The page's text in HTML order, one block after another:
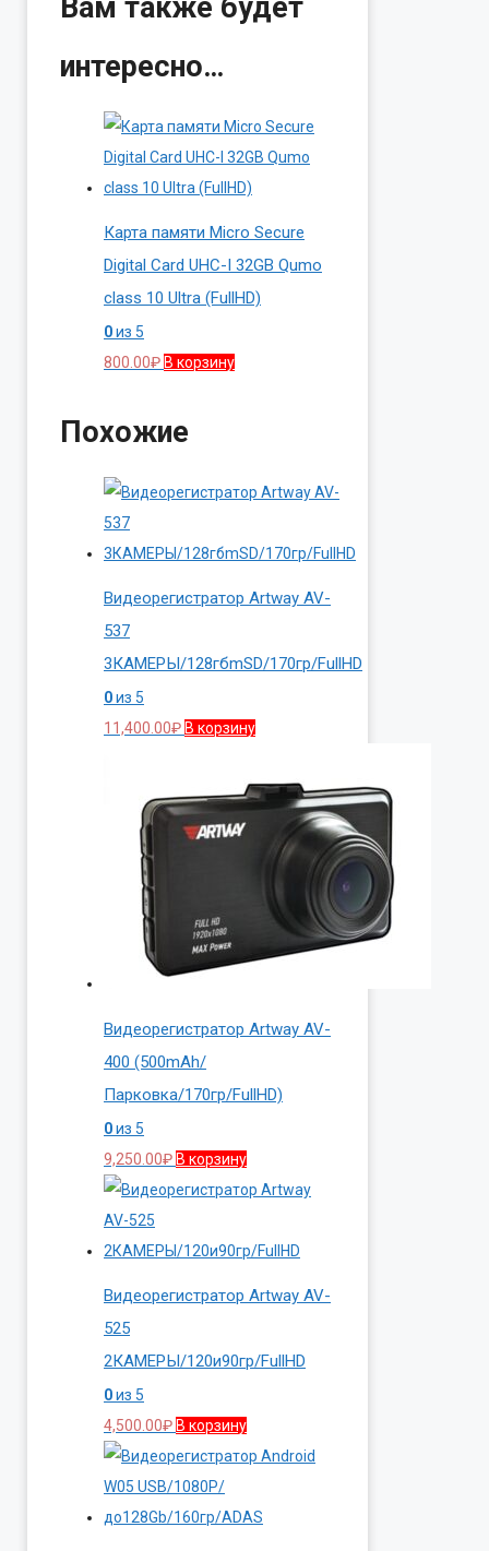
Вам также будет
интересно…
Карта памяти Micro Secure
Digital Card UHC-I 32GB Qumo
class 10 Ultra (FullHD)
0из 5
800.00₽ В корзину
Похожие
Видеорегистратор Artway AV-
537
3КАМЕРЫ/128гбmSD/170гр/FullHD
0из 5
11,400.00₽ В корзину
Видеорегистратор Artway AV-
400 (500mAh/
Парковка/170гр/FullHD)
0из 5
9,250.00₽ В корзину
Видеорегистратор Artway AV-
525
2КАМЕРЫ/120и90гр/FullHD
0из 5
4,500.00₽ В корзину